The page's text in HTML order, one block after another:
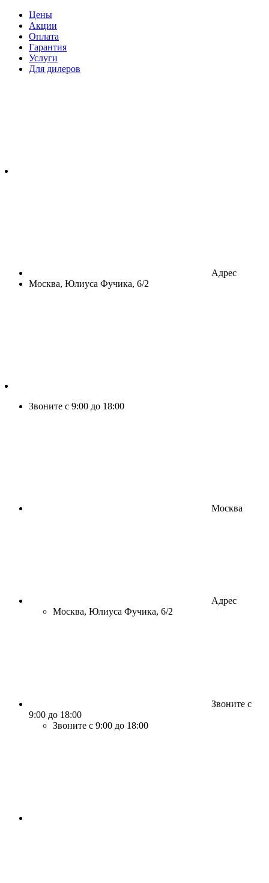
Цены
Акции
Оплата
Гарантия
Услуги
Для дилеров
Адрес
Москва, Юлиуса Фучика, 6/2
Звоните с 9:00 до 18:00
Москва
Адрес
Москва, Юлиуса Фучика, 6/2
Звоните с
9:00 до 18:00
Звоните с 9:00 до 18:00